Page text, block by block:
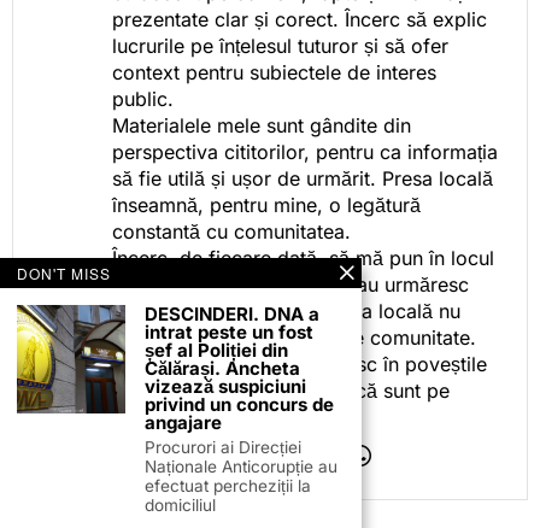
prezentate clar și corect. Încerc să explic
lucrurile pe înțelesul tuturor și să ofer
context pentru subiectele de interes
public.
Materialele mele sunt gândite din
perspectiva cititorilor, pentru ca informația
să fie utilă și ușor de urmărit. Presa locală
înseamnă, pentru mine, o legătură
constantă cu comunitatea.
Încerc, de fiecare dată, să mă pun în locul
celor care citesc, privesc sau urmăresc
ceea ce fac. Pentru că presa locală nu
este despre mine, ci despre comunitate.
Iar dacă oamenii se regăsesc în poveștile
pe care le spun, înseamnă că sunt pe
drumul bun.
DON'T MISS
DESCINDERI. DNA a
intrat peste un fost
șef al Poliției din
Călărași. Ancheta
vizează suspiciuni
privind un concurs de
angajare
Procurori ai Direcției
Naționale Anticorupție au
efectuat percheziții la
domiciliul